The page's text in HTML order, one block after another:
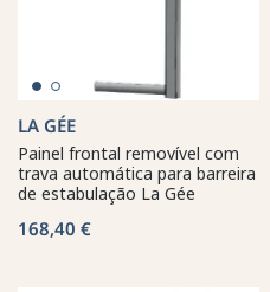
LA GÉE
Painel frontal removível com
trava automática para barreira
de estabulação La Gée
168,40 €